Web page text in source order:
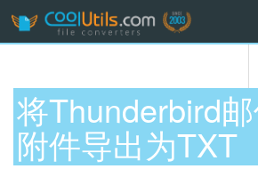
将Thunderbird
附件导出为TXT